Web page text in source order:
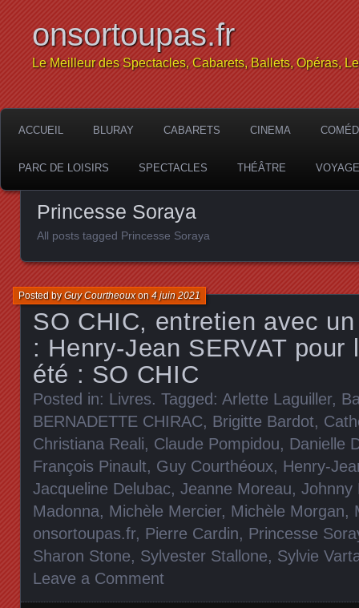
onsortoupas.fr
Le Meilleur des Spectacles, Cabarets, Ballets, Opéras,
ACCUEIL BLURAY CABARETS CINEMA
PARC DE LOISIRS SPECTACLES THÉÂTRE
Princesse Soraya
All posts tagged Princesse Soraya
SO CHIC, entretien avec
: Henry-Jean SERVAT
été : SO CHIC
Posted byGuy Courtheouxon4 juin 2021
Posted in: Livres. Tagged: Arlette Laguiller,
BERNADETTE CHIRAC, Brigitte Bardot,
Christiana Reali, Claude Pompidou, Danielle
François Pinault, Guy Courthéoux, Henry-
Jacqueline Delubac, Jeanne Moreau, Johnny
Madonna, Michèle Mercier, Michèle Morgan,
onsortoupas.fr, Pierre Cardin, Princesse
Sharon Stone, Sylvester Stallone, Sylvie
Leave a Comment